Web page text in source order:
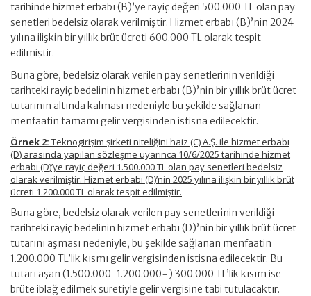
tarihinde hizmet erbabı (B)’ye rayiç değeri 500.000 TL olan pay
senetleri bedelsiz olarak verilmiştir. Hizmet erbabı (B)’nin 2024
yılına ilişkin bir yıllık brüt ücreti 600.000 TL olarak tespit
edilmiştir.
Buna göre, bedelsiz olarak verilen pay senetlerinin verildiği
tarihteki rayiç bedelinin hizmet erbabı (B)’nin bir yıllık brüt ücret
tutarının altında kalması nedeniyle bu şekilde sağlanan
menfaatin tamamı gelir vergisinden istisna edilecektir.
Örnek 2: Teknogirişim şirketi niteliğini haiz (C) A.Ş. ile hizmet erbabı
(D) arasında yapılan sözleşme uyarınca 10/6/2025 tarihinde hizmet
erbabı (D)’ye rayiç değeri 1.500.000 TL olan pay senetleri bedelsiz
olarak verilmiştir. Hizmet erbabı (D)’nin 2025 yılına ilişkin bir yıllık brüt
ücreti 1.200.000 TL olarak tespit edilmiştir.
Buna göre, bedelsiz olarak verilen pay senetlerinin verildiği
tarihteki rayiç bedelinin hizmet erbabı (D)’nin bir yıllık brüt ücret
tutarını aşması nedeniyle, bu şekilde sağlanan menfaatin
1.200.000 TL’lik kısmı gelir vergisinden istisna edilecektir. Bu
tutarı aşan (1.500.000-1.200.000=) 300.000 TL’lik kısım ise
brüte iblağ edilmek suretiyle gelir vergisine tabi tutulacaktır.